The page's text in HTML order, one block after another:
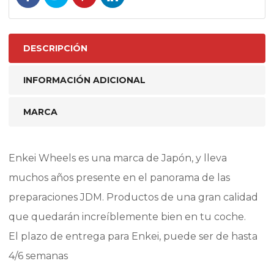
DESCRIPCIÓN
INFORMACIÓN ADICIONAL
MARCA
Enkei Wheels es una marca de Japón, y lleva
muchos años presente en el panorama de las
preparaciones JDM. Productos de una gran calidad
que quedarán increíblemente bien en tu coche.
El plazo de entrega para Enkei, puede ser de hasta
4/6 semanas